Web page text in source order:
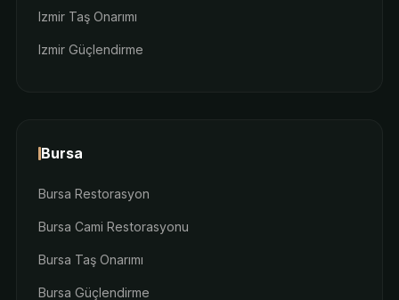
Izmir Taş Onarımı
Izmir Güçlendirme
Bursa
Bursa Restorasyon
Bursa Cami Restorasyonu
Bursa Taş Onarımı
Bursa Güçlendirme